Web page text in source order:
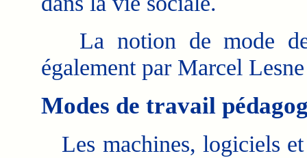
La notion de mode de
également par Marcel
Modes de travail
Les machines, logiciels